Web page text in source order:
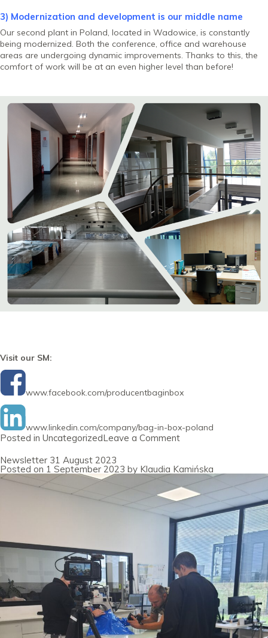
3) Modernization and development is our middle name
Our second plant in Poland, located in Wadowice, is constantly
being modernized. Both the conference, office and warehouse
areas are undergoing dynamic improvements. Thanks to this, the
comfort of work will be at an even higher level than before!
Visit our SM:
www.facebook.com/producentbaginbox
www.linkedin.com/company/bag-in-box-poland
Posted in UncategorizedLeave a Commenton
September
2023
Newsletter 31 August 2023
Posted on 1 September 2023 by Klaudia Kamińska